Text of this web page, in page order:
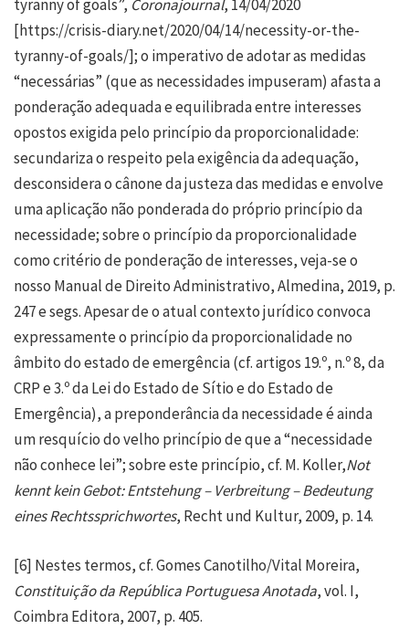
tyranny of goals”, Coronajournal, 14/04/2020
[https://crisis-diary.net/2020/04/14/necessity-or-the-
tyranny-of-goals/]; o imperativo de adotar as medidas
“necessárias” (que as necessidades impuseram) afasta a
ponderação adequada e equilibrada entre interesses
opostos exigida pelo princípio da proporcionalidade:
secundariza o respeito pela exigência da adequação,
desconsidera o cânone da justeza das medidas e envolve
uma aplicação não ponderada do próprio princípio da
necessidade; sobre o princípio da proporcionalidade
como critério de ponderação de interesses, veja-se o
nosso Manual de Direito Administrativo, Almedina, 2019, p.
247 e segs. Apesar de o atual contexto jurídico convoca
expressamente o princípio da proporcionalidade no
âmbito do estado de emergência (cf. artigos 19.º, n.º 8, da
CRP e 3.º da Lei do Estado de Sítio e do Estado de
Emergência), a preponderância da necessidade é ainda
um resquício do velho princípio de que a “necessidade
não conhece lei”; sobre este princípio, cf. M. Koller,Not
kennt kein Gebot: Entstehung – Verbreitung – Bedeutung
eines Rechtssprichwortes, Recht und Kultur, 2009, p. 14.
[6] Nestes termos, cf. Gomes Canotilho/Vital Moreira,
Constituição da República Portuguesa Anotada, vol. I,
Coimbra Editora, 2007, p. 405.